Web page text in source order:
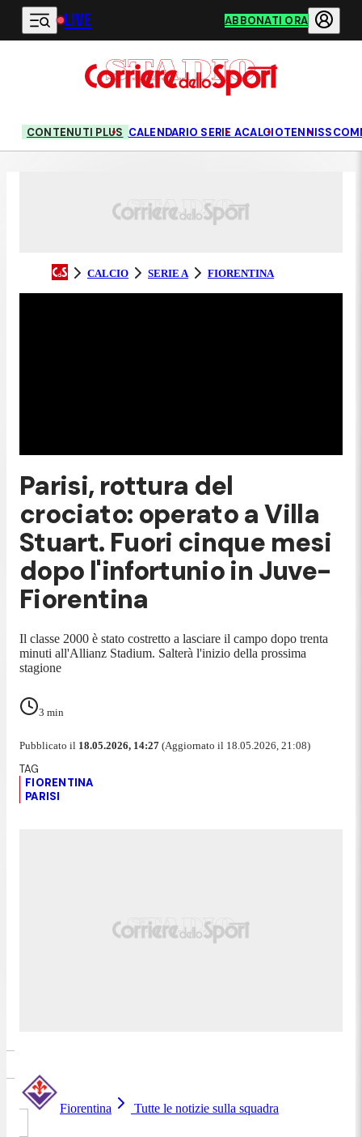
Vai al contenuto principale
LIVE ABBONATI ORA
CONTENUTI PLUS CALENDARIO SERIE ACALCIOTENNIS
CALCIO SERIE A FIORENTINA
Parisi, rottura del
crociato: operato a Villa
Stuart. Fuori cinque mesi
dopo l'infortunio in Juve-
Fiorentina
Il classe 2000 è stato costretto a lasciare il campo dopo trenta
minuti all'Allianz Stadium. Salterà l'inizio della prossima
stagione
3 min
Pubblicato il 18.05.2026, 14:27 (Aggiornato il 18.05.2026, 21:08)
FIORENTINA
PARISI
Fiorentina Tutte le notizie sulla squadra